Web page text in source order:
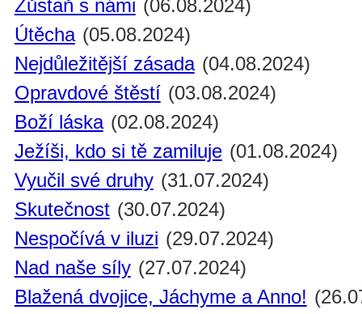
Zůstaň s námi (06.08.2024)
Útěcha (05.08.2024)
Nejdůležitější zásada (04.08.2024)
Opravdové štěstí (03.08.2024)
Boží láska (02.08.2024)
Ježíši, kdo si tě zamiluje (01.08.2024)
Vyučil své druhy (31.07.2024)
Skutečnost (30.07.2024)
Nespočívá v iluzi (29.07.2024)
Nad naše síly (27.07.2024)
Blažená dvojice, Jáchyme a Anno!